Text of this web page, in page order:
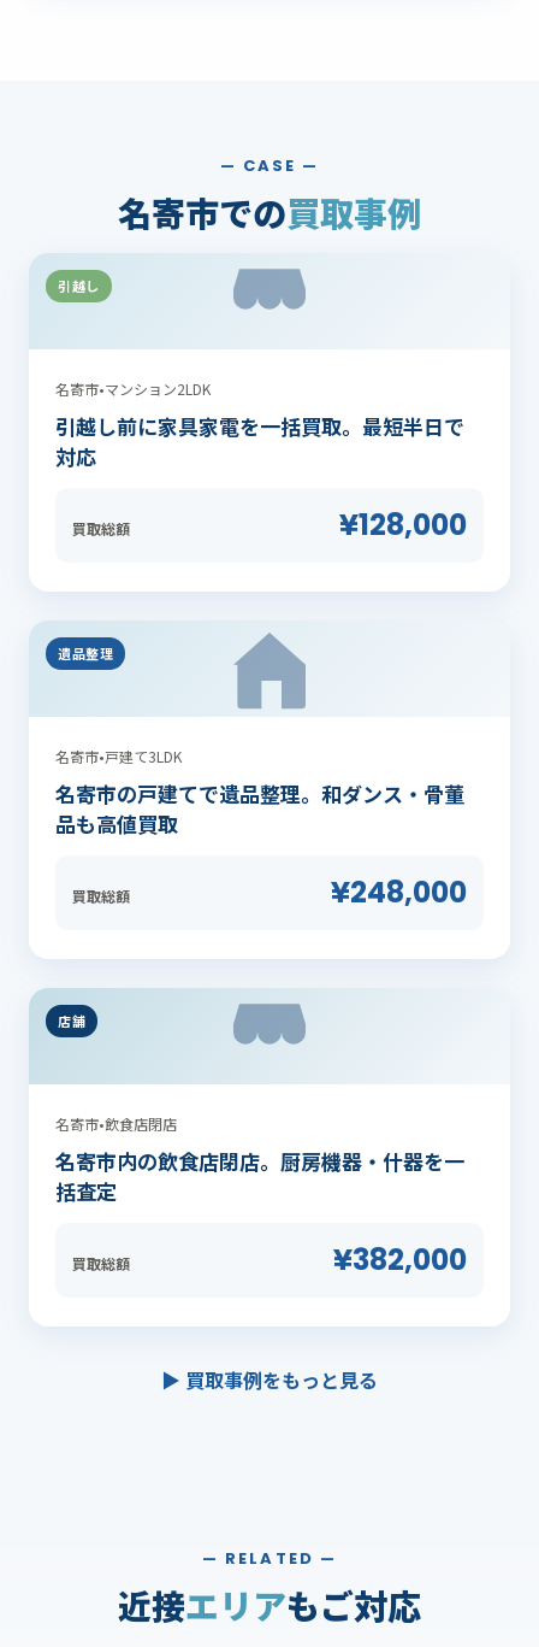
— CASE —
名寄市での買取事例
引越し
名寄市•マンション2LDK
引越し前に家具家電を一括買取。最短半日で
対応
買取総額 ¥128,000
遺品整理
名寄市•戸建て3LDK
名寄市の戸建てで遺品整理。和ダンス・骨董
品も高値買取
買取総額 ¥248,000
店舗
名寄市•飲食店閉店
名寄市内の飲食店閉店。厨房機器・什器を一
括査定
買取総額 ¥382,000
▶ 買取事例をもっと見る
— RELATED —
近接エリアもご対応